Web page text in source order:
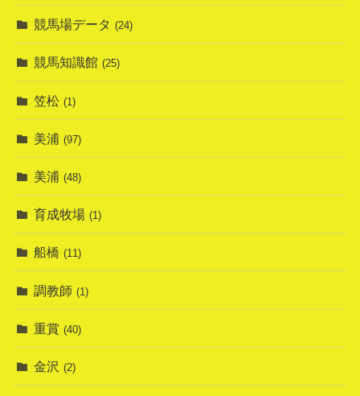
競馬場データ (24)
競馬知識館 (25)
笠松 (1)
美浦 (97)
美浦 (48)
育成牧場 (1)
船橋 (11)
調教師 (1)
重賞 (40)
金沢 (2)